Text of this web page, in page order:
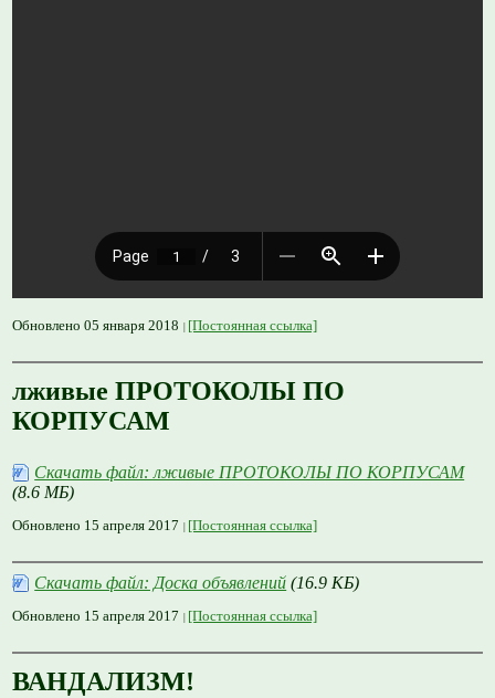
Обновлено 05 января 2018 [Постоянная ссылка]
лживые ПРОТОКОЛЫ ПО
КОРПУСАМ
Скачать файл: лживые ПРОТОКОЛЫ ПО КОРПУСАМ
(8.6 МБ)
Обновлено 15 апреля 2017 [Постоянная ссылка]
Скачать файл: Доска объявлений (16.9 КБ)
Обновлено 15 апреля 2017 [Постоянная ссылка]
ВАНДАЛИЗМ!